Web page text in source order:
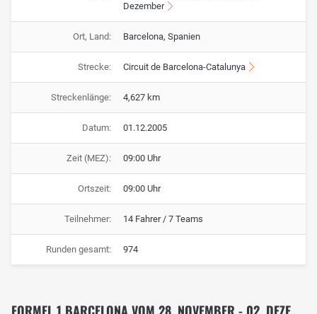
Dezember
Ort, Land: Barcelona, Spanien
Strecke: Circuit de Barcelona-Catalunya
Streckenlänge: 4,627 km
Datum: 01.12.2005
Zeit (MEZ): 09:00 Uhr
Ortszeit: 09:00 Uhr
Teilnehmer: 14 Fahrer / 7 Teams
Runden gesamt: 974